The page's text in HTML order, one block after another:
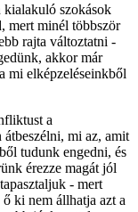
szokások
mert minél többször
rajta változtatni -
akkor már
mi elképzeléseinkből
a
átbeszélni, mi az, amit
tudunk engedni, és
érezze magát jól
- mert
ki nem állhatja azt a